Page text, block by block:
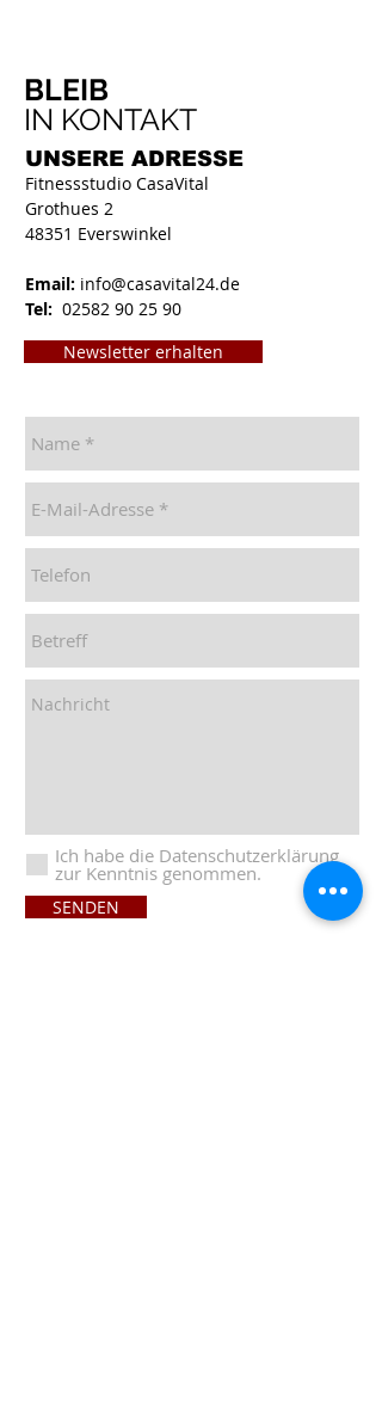
BLEIB
IN KONTAKT
UNSERE ADRESSE
Fitnessstudio CasaVital
Grothues 2
48351 Everswinkel
Email: info@casavital24.de
Tel: 02582 90 25 90
Newsletter erhalten
Ich habe die Datenschutzerklärung
zur Kenntnis genommen.
SENDEN